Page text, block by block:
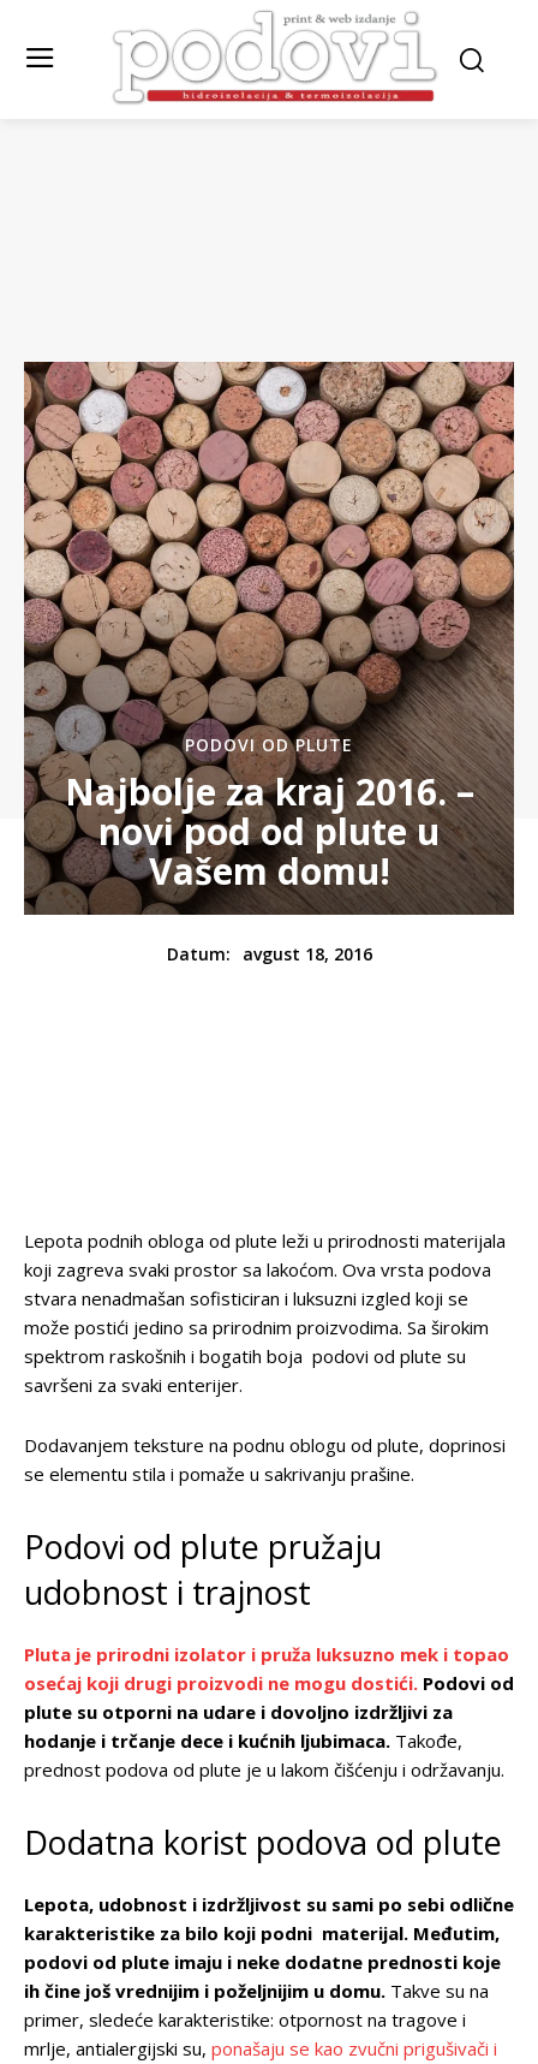
PODOVI OD PLUTE
Najbolje za kraj 2016. –
novi pod od plute u
Vašem domu!
Datum: avgust 18, 2016
Lepota podnih obloga od plute leži u prirodnosti materijala
koji zagreva svaki prostor sa lakoćom. Ova vrsta podova
stvara nenadmašan sofisticiran i luksuzni izgled koji se
može postići jedino sa prirodnim proizvodima. Sa širokim
spektrom raskošnih i bogatih boja podovi od plute su
savršeni za svaki enterijer.
Dodavanjem teksture na podnu oblogu od plute, doprinosi
se elementu stila i pomaže u sakrivanju prašine.
Podovi od plute pružaju
udobnost i trajnost
Pluta je prirodni izolator i pruža luksuzno mek i topao
osećaj koji drugi proizvodi ne mogu dostići. Podovi od
plute su otporni na udare i dovoljno izdržljivi za
hodanje i trčanje dece i kućnih ljubimaca. Takođe,
prednost podova od plute je u lakom čišćenju i održavanju.
Dodatna korist podova od plute
Lepota, udobnost i izdržljivost su sami po sebi odlične
karakteristike za bilo koji podni materijal. Međutim,
podovi od plute imaju i neke dodatne prednosti koje
ih čine još vrednijim i poželjnijim u domu. Takve su na
primer, sledeće karakteristike: otpornost na tragove i
mrlje, antialergijski su, ponašaju se kao zvučni prigušivači i